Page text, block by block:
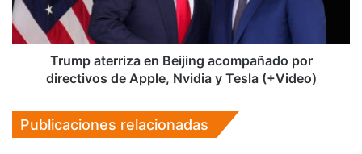
directivos
de
Apple,
(+Video)
Trump aterriza en Beijing acompañado por
directivos de Apple, Nvidia y Tesla (+Video)
Publicaciones relacionadas